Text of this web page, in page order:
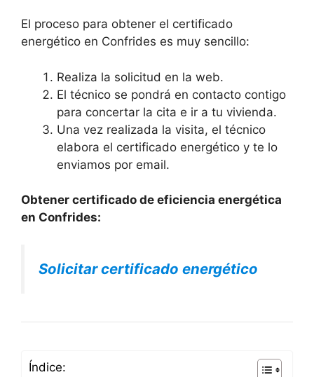
El proceso para obtener el certificado
energético en Confrides es muy sencillo:
Realiza la solicitud en la web.
El técnico se pondrá en contacto contigo
para concertar la cita e ir a tu vivienda.
Una vez realizada la visita, el técnico
elabora el certificado energético y te lo
enviamos por email.
Obtener certificado de eficiencia energética
en Confrides:
Solicitar certificado energético
Índice: